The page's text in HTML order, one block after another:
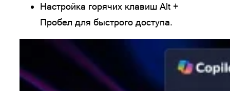
Настройка горячих клавиш Alt +
Пробел для быстрого доступа.